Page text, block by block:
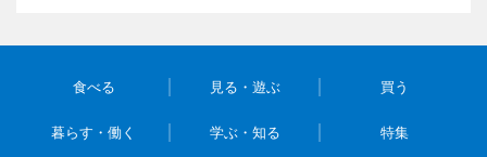
食べる 見る・遊ぶ 買う
暮らす・働く 学ぶ・知る 特集